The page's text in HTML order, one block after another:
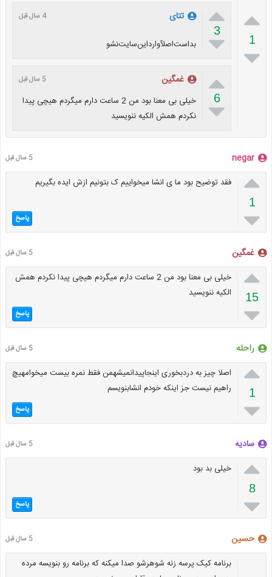

1


3

تتای 4 سال قبل
بداست‌اصلآ‌وارد‌این‌سایت‌نشو

6

غمگین 5 سال قبل
خیلی بی معنا بود من 2 ساعت دارم میگردم هیچی پیدا
نکردم همش الکیه ننویسید
negar 5 سال قبل

1

فقد توضیح بود ما ی انشا میخواییم ک بتونیم ازش ایده بگیریم
پاسخ
غمگین 5 سال قبل

15

خیلی بی معنا بود من 2 ساعت دارم میگردم هیچی پیدا نکردم همش
الکیه ننویسید
پاسخ
راحله 5 سال قبل

1

اصلا چیز به دردبخوری اینجاپیدانمیشهمن فقط نمره بیست میخوامهیچ
راهیم نیست جز اینکه خودم انشابنویسم
پاسخ
سادیه 5 سال قبل

8

خیلی بد بود
پاسخ
حسین 5 سال قبل
برنامه کیک پرسه زنه شوهرشو صدا میکنه که برنامه رو بنویسه مرده